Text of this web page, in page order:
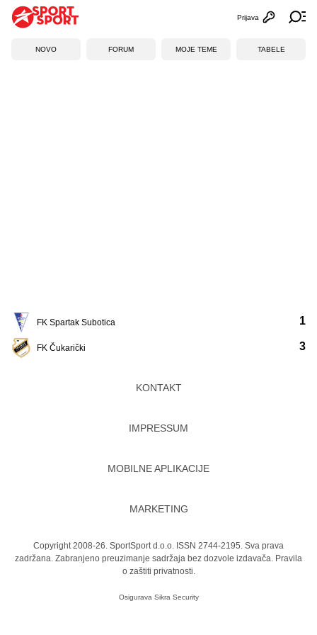
Otvori
Prijava
NOVO FORUM MOJE TEME TABELE
FK Spartak Subotica
FK Čukarički
1
3
KONTAKT
IMPRESSUM
MOBILNE APLIKACIJE
MARKETING
Copyright 2008-26. SportSport d.o.o. ISSN 2744-2195. Sva prava
zadržana. Zabranjeno preuzimanje sadržaja bez dozvole izdavača. Pravila
o zaštiti privatnosti.
Osigurava Sikra Security